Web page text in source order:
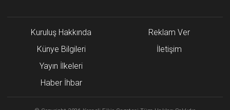
Kuruluş Hakkında
Künye Bilgileri
Yayın İlkeleri
Haber İhbar
Reklam Ver
İletişim